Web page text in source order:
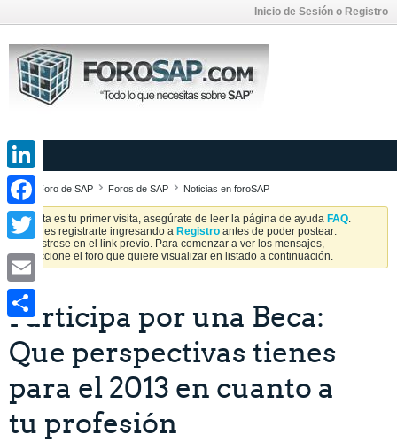
Inicio de Sesión o Registro
Foro de SAP Foros de SAP Noticias en foroSAP
Si esta es tu primer visita, asegúrate de leer la página de ayuda FAQ.
Puedes registrarte ingresando a Registro antes de poder postear:
Regístrese en el link previo. Para comenzar a ver los mensajes,
seleccione el foro que quiere visualizar en listado a continuación.
Participa por una Beca:
Que perspectivas tienes
para el 2013 en cuanto a
tu profesión
LinkedIn
Facebook
Twitter
Email